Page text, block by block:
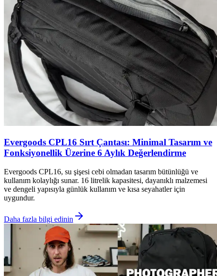
Evergoods CPL16 Sırt Çantası: Minimal Tasarım ve
Fonksiyonellik Üzerine 6 Aylık Değerlendirme
Evergoods CPL16, su şişesi cebi olmadan tasarım bütünlüğü ve
kullanım kolaylığı sunar. 16 litrelik kapasitesi, dayanıklı malzemesi
ve dengeli yapısıyla günlük kullanım ve kısa seyahatler için
uygundur.
Daha fazla bilgi edinin